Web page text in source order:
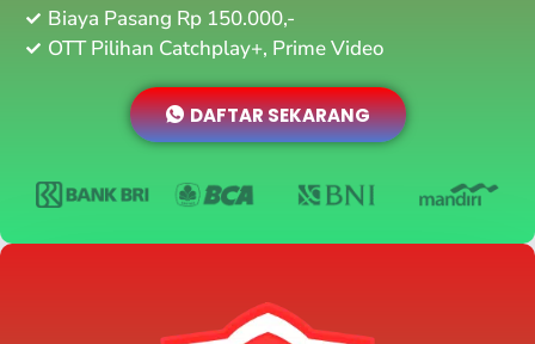
Biaya Pasang Rp 150.000,-
OTT Pilihan Catchplay+, Prime Video
DAFTAR SEKARANG